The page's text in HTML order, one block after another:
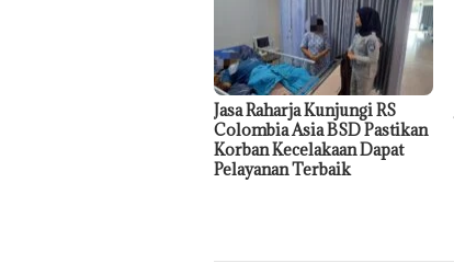
Jasa Raharja Kunjungi RS
Colombia Asia BSD Pastikan
Korban Kecelakaan Dapat
Pelayanan Terbaik